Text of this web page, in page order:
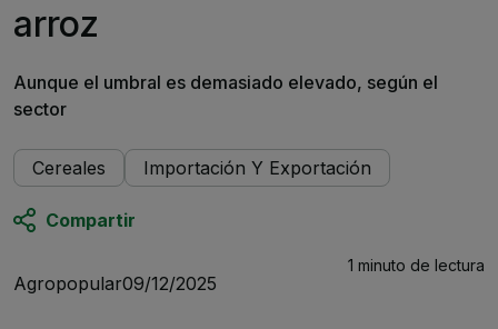
arroz
Aunque el umbral es demasiado elevado, según el
sector
Cereales Importación Y Exportación
Compartir
Agropopular09/12/2025
1 minuto de lectura